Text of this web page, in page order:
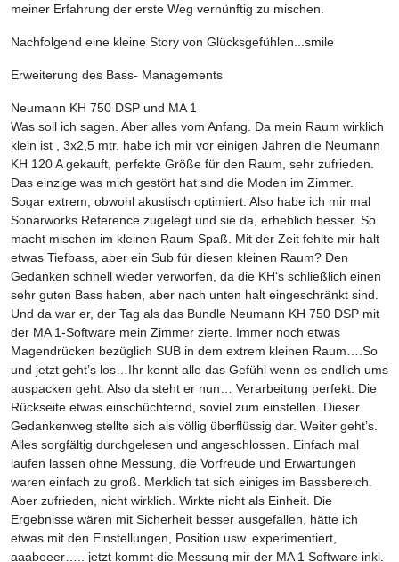
meiner Erfahrung der erste Weg vernünftig zu mischen.
Nachfolgend eine kleine Story von Glücksgefühlen...smile
Erweiterung des Bass- Managements
Neumann KH 750 DSP und MA 1
Was soll ich sagen. Aber alles vom Anfang. Da mein Raum wirklich
klein ist , 3x2,5 mtr. habe ich mir vor einigen Jahren die Neumann
KH 120 A gekauft, perfekte Größe für den Raum, sehr zufrieden.
Das einzige was mich gestört hat sind die Moden im Zimmer.
Sogar extrem, obwohl akustisch optimiert. Also habe ich mir mal
Sonarworks Reference zugelegt und sie da, erheblich besser. So
macht mischen im kleinen Raum Spaß. Mit der Zeit fehlte mir halt
etwas Tiefbass, aber ein Sub für diesen kleinen Raum? Den
Gedanken schnell wieder verworfen, da die KH‘s schließlich einen
sehr guten Bass haben, aber nach unten halt eingeschränkt sind.
Und da war er, der Tag als das Bundle Neumann KH 750 DSP mit
der MA 1-Software mein Zimmer zierte. Immer noch etwas
Magendrücken bezüglich SUB in dem extrem kleinen Raum….So
und jetzt geht’s los…Ihr kennt alle das Gefühl wenn es endlich ums
auspacken geht. Also da steht er nun… Verarbeitung perfekt. Die
Rückseite etwas einschüchternd, soviel zum einstellen. Dieser
Gedankenweg stellte sich als völlig überflüssig dar. Weiter geht’s.
Alles sorgfältig durchgelesen und angeschlossen. Einfach mal
laufen lassen ohne Messung, die Vorfreude und Erwartungen
waren einfach zu groß. Merklich tat sich einiges im Bassbereich.
Aber zufrieden, nicht wirklich. Wirkte nicht als Einheit. Die
Ergebnisse wären mit Sicherheit besser ausgefallen, hätte ich
etwas mit den Einstellungen, Position usw. experimentiert,
aaabeeer….. jetzt kommt die Messung mir der MA 1 Software inkl.